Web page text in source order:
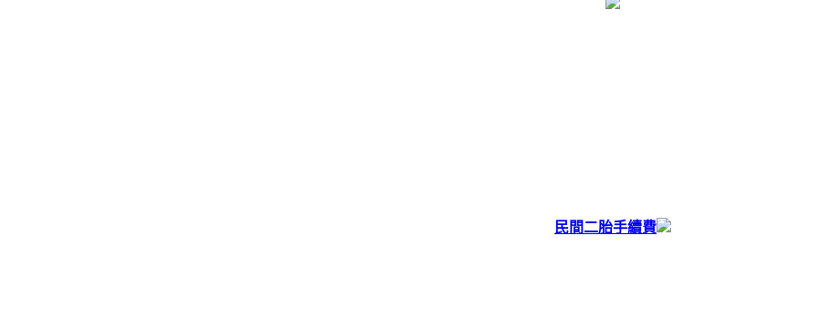
民間二胎手續費